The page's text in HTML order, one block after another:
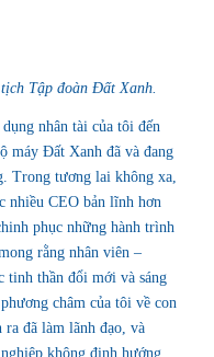
Tập đoàn Đất Xanh.
nhân tài của tôi đến
máy Đất Xanh đã và đang
Trong tương lai không xa,
nhiều CEO bản lĩnh hơn
phục những hành trình
rằng nhân viên –
thần đổi mới và sáng
châm của tôi về con
đã làm lãnh đạo, và
không định hướng